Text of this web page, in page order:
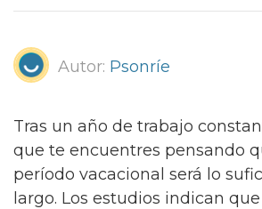
Autor: Psonríe
Tras un año de trabajo
que te encuentres pensando
período vacacional será lo
largo. Los estudios indican